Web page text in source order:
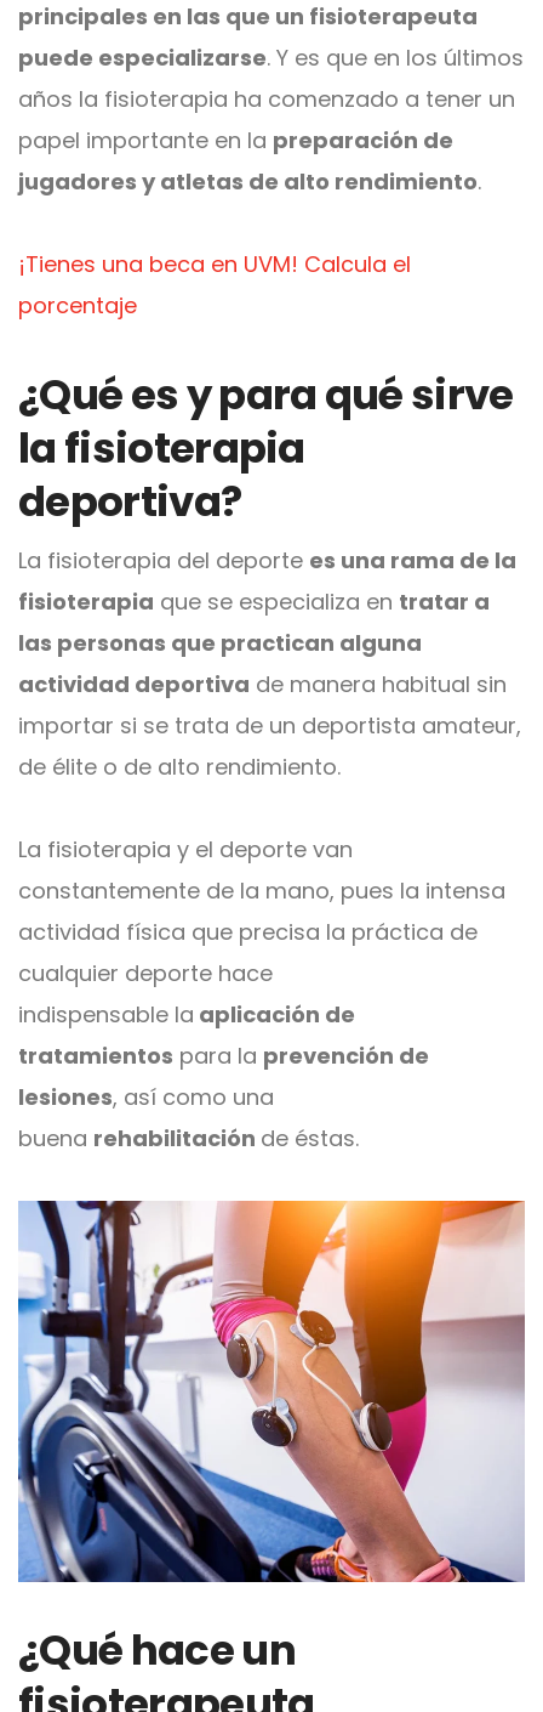
principales en las que un fisioterapeuta
puede especializarse. Y es que en los últimos
años la fisioterapia ha comenzado a tener un
papel importante en la preparación de
jugadores y atletas de alto rendimiento.
¡Tienes una beca en UVM! Calcula el
porcentaje
¿Qué es y para qué sirve
la fisioterapia
deportiva?
La fisioterapia del deporte es una rama de la
fisioterapia que se especializa en tratar a
las personas que practican alguna
actividad deportiva de manera habitual sin
importar si se trata de un deportista amateur,
de élite o de alto rendimiento.
La fisioterapia y el deporte van
constantemente de la mano, pues la intensa
actividad física que precisa la práctica de
cualquier deporte hace
indispensable la aplicación de
tratamientos para la prevención de
lesiones, así como una
buena rehabilitación de éstas.
¿Qué hace un